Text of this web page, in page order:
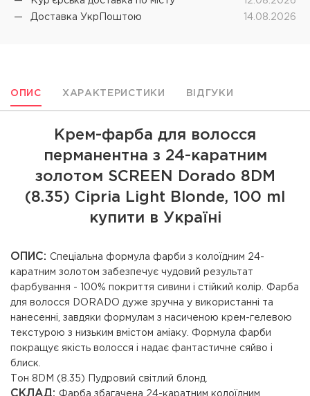
Доставка УкрПоштою
14.08.2026
ОПИС ХАРАКТЕРИСТИКИ ВІДГУКИ
Крем-фарба для волосся
перманентна з 24-каратним
золотом SCREEN Dorado 8DM
(8.35) Cipria Light Вlonde, 100 ml
купити в Україні
ОПИС: Спеціальна формула фарби з колоїдним 24-
каратним золотом забезпечує чудовий результат
фарбування - 100% покриття сивини і стійкий колір. Фарба
для волосся DORADO дуже зручна у використанні та
нанесенні, завдяки формулам з насиченою крем-гелевою
текстурою з низьким вмістом аміаку. Формула фарби
покращує якість волосся і надає фантастичне сяйво і
блиск.
Тон 8DM (8.35) Пудровий світлий блонд.
СКЛАД: Фарба збагачена 24-каратним колоїдним